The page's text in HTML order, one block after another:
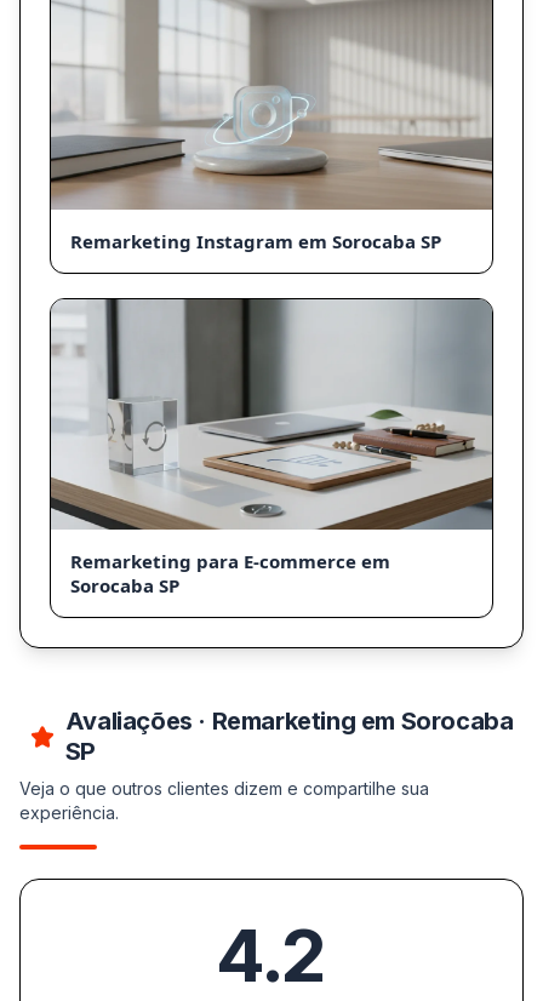
Remarketing Instagram em Sorocaba SP
Remarketing para E-commerce em
Sorocaba SP
Avaliações · Remarketing em Sorocaba
SP
Veja o que outros clientes dizem e compartilhe sua
experiência.
4.2